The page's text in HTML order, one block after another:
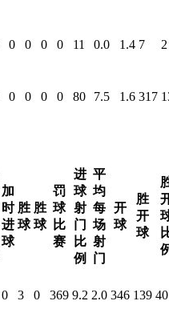
0 0 0 0 11 0.0 1.4 7
2
0 0 0 0 80 7.5 1.6 317
加
时
进
球
胜
球
胜
球
罚
球
比
赛
进
球
射
门
比
例
平
均
每
场
射
门
开
球
胜
开
球
0 3 0 369 9.2 2.0 346 139